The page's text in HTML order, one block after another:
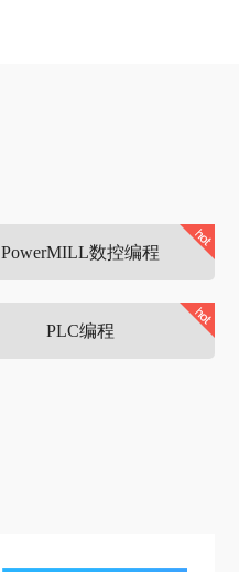
PowerMILL数控编程
PLC编程